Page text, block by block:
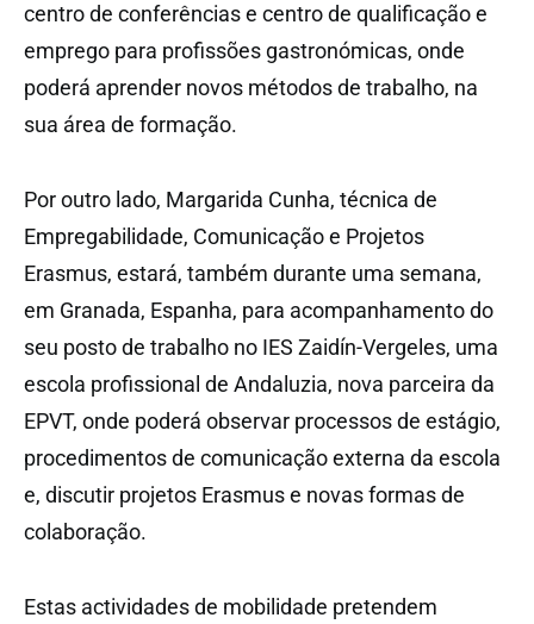
centro de conferências e centro de qualificação e
emprego para profissões gastronómicas, onde
poderá aprender novos métodos de trabalho, na
sua área de formação.
Por outro lado, Margarida Cunha, técnica de
Empregabilidade, Comunicação e Projetos
Erasmus, estará, também durante uma semana,
em Granada, Espanha, para acompanhamento do
seu posto de trabalho no IES Zaidín-Vergeles, uma
escola profissional de Andaluzia, nova parceira da
EPVT, onde poderá observar processos de estágio,
procedimentos de comunicação externa da escola
e, discutir projetos Erasmus e novas formas de
colaboração.
Estas actividades de mobilidade pretendem